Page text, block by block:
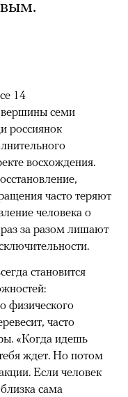
14
вершины семи
россиянок
восхождения.
часто теряют
человека о
за разом лишают
становится
физического
часто
«Когда идешь
ждет. Но потом
Если человек
сама